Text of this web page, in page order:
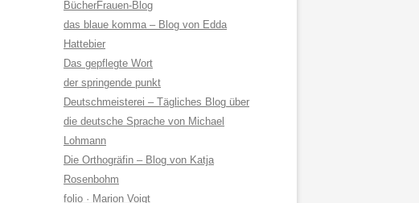
BücherFrauen-Blog
das blaue komma – Blog von Edda
Hattebier
Das gepflegte Wort
der springende punkt
Deutschmeisterei – Tägliches Blog über
die deutsche Sprache von Michael
Lohmann
Die Orthogräfin – Blog von Katja
Rosenbohm
folio · Marion Voigt